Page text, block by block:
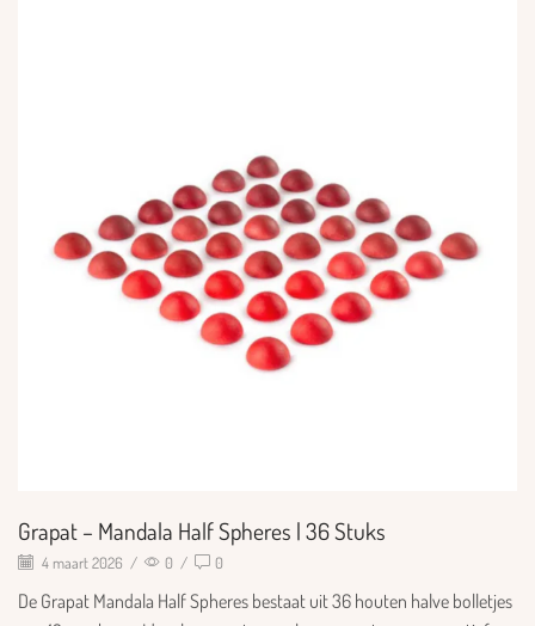
Grapat – Mandala Half Spheres | 36 Stuks
4 maart 2026 / 0 / 0
De Grapat Mandala Half Spheres bestaat uit 36 houten halve bolletjes